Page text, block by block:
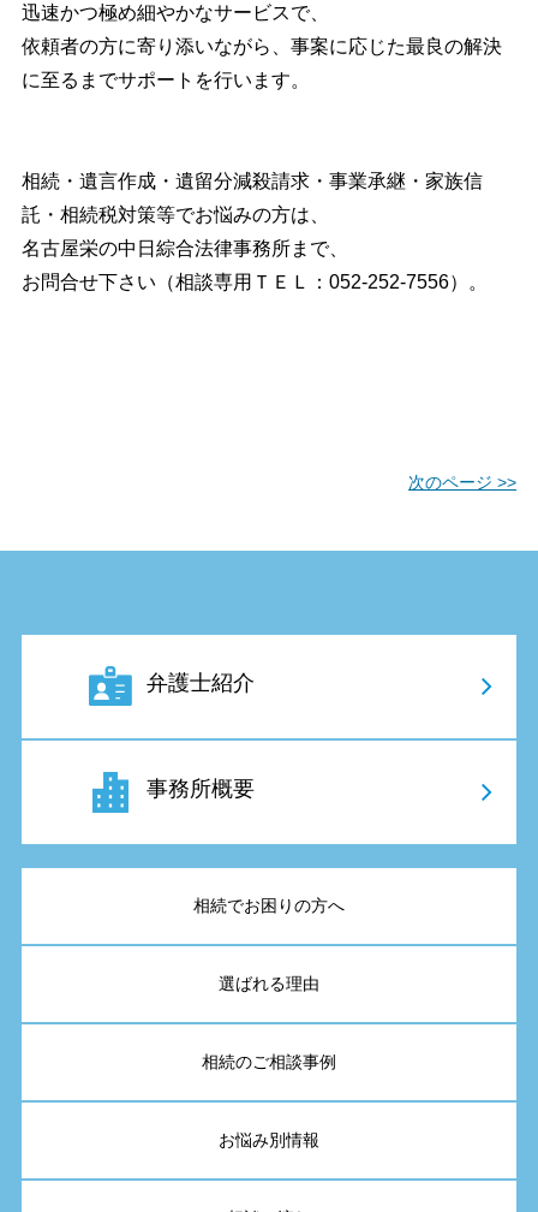
迅速かつ極め細やかなサービスで、
依頼者の方に寄り添いながら、事案に応じた最良の解決
に至るまでサポートを行います。
相続・遺言作成・遺留分減殺請求・事業承継・家族信
託・相続税対策等でお悩みの方は、
名古屋栄の中日綜合法律事務所まで、
お問合せ下さい（相談専用ＴＥＬ：052-252-7556）。
次のページ >>
弁護士紹介
事務所概要
相続でお困りの方へ
選ばれる理由
相続のご相談事例
お悩み別情報